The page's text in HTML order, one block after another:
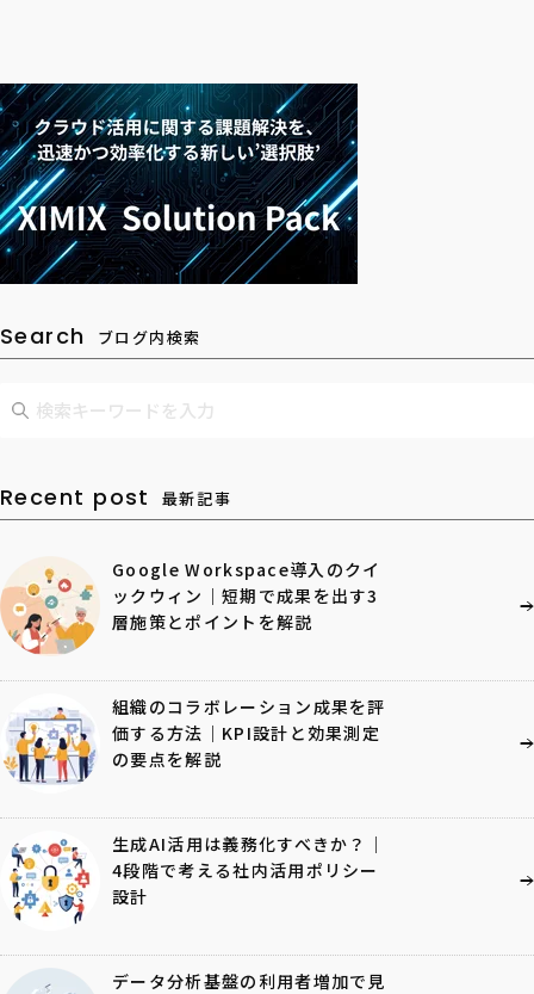
Search ブログ内検索
Recent post 最新記事
Google Workspace導入のクイ
ックウィン｜短期で成果を出す3
層施策とポイントを解説
組織のコラボレーション成果を評
価する方法｜KPI設計と効果測定
の要点を解説
生成AI活用は義務化すべきか？｜
4段階で考える社内活用ポリシー
設計
データ分析基盤の利用者増加で見